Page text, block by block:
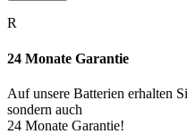
R
24 Monate Garantie
Auf unsere Batterien erhalten
sondern auch
24 Monate Garantie!